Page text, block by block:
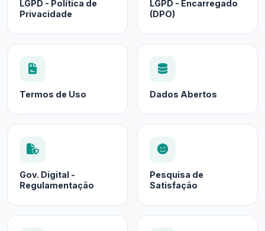
LGPD - Política de
Privacidade
LGPD - Encarregado
(DPO)
Termos de Uso Dados Abertos
Gov. Digital -
Regulamentação
Pesquisa de
Satisfação